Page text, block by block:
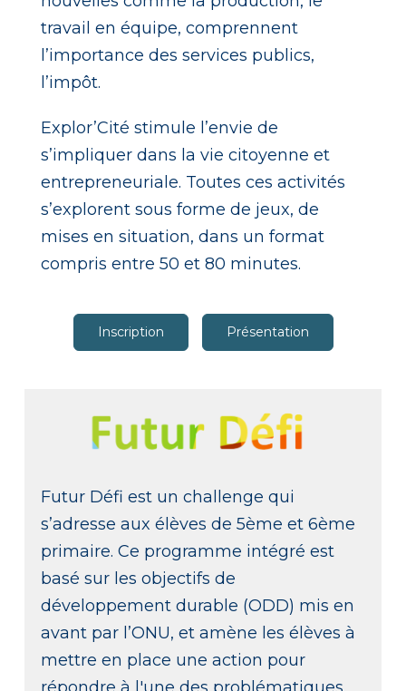
travail en équipe, comprennent
l’importance des services publics,
l’impôt.
Explor’Cité stimule l’envie de
s’impliquer dans la vie citoyenne et
entrepreneuriale. Toutes ces activités
s’explorent sous forme de jeux, de
mises en situation, dans un format
compris entre 50 et 80 minutes.
Inscription Présentation
Futur Défi est un challenge qui
s’adresse aux élèves de 5ème et 6ème
primaire. Ce programme intégré est
basé sur les objectifs de
développement durable (ODD) mis en
avant par l’ONU, et amène les élèves à
mettre en place une action pour